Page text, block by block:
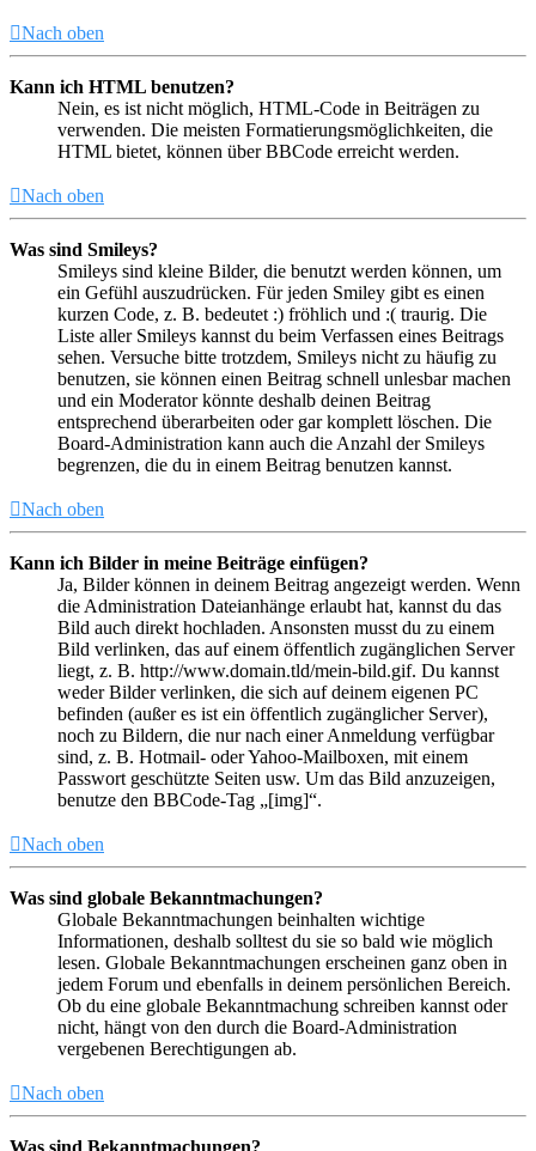
Nach oben
Kann ich HTML benutzen?
Nein, es ist nicht möglich, HTML-Code in Beiträgen zu
verwenden. Die meisten Formatierungsmöglichkeiten, die
HTML bietet, können über BBCode erreicht werden.
Nach oben
Was sind Smileys?
Smileys sind kleine Bilder, die benutzt werden können, um
ein Gefühl auszudrücken. Für jeden Smiley gibt es einen
kurzen Code, z. B. bedeutet :) fröhlich und :( traurig. Die
Liste aller Smileys kannst du beim Verfassen eines Beitrags
sehen. Versuche bitte trotzdem, Smileys nicht zu häufig zu
benutzen, sie können einen Beitrag schnell unlesbar machen
und ein Moderator könnte deshalb deinen Beitrag
entsprechend überarbeiten oder gar komplett löschen. Die
Board-Administration kann auch die Anzahl der Smileys
begrenzen, die du in einem Beitrag benutzen kannst.
Nach oben
Kann ich Bilder in meine Beiträge einfügen?
Ja, Bilder können in deinem Beitrag angezeigt werden. Wenn
die Administration Dateianhänge erlaubt hat, kannst du das
Bild auch direkt hochladen. Ansonsten musst du zu einem
Bild verlinken, das auf einem öffentlich zugänglichen Server
liegt, z. B. http://www.domain.tld/mein-bild.gif. Du kannst
weder Bilder verlinken, die sich auf deinem eigenen PC
befinden (außer es ist ein öffentlich zugänglicher Server),
noch zu Bildern, die nur nach einer Anmeldung verfügbar
sind, z. B. Hotmail- oder Yahoo-Mailboxen, mit einem
Passwort geschützte Seiten usw. Um das Bild anzuzeigen,
benutze den BBCode-Tag „[img]“.
Nach oben
Was sind globale Bekanntmachungen?
Globale Bekanntmachungen beinhalten wichtige
Informationen, deshalb solltest du sie so bald wie möglich
lesen. Globale Bekanntmachungen erscheinen ganz oben in
jedem Forum und ebenfalls in deinem persönlichen Bereich.
Ob du eine globale Bekanntmachung schreiben kannst oder
nicht, hängt von den durch die Board-Administration
vergebenen Berechtigungen ab.
Nach oben
Was sind Bekanntmachungen?